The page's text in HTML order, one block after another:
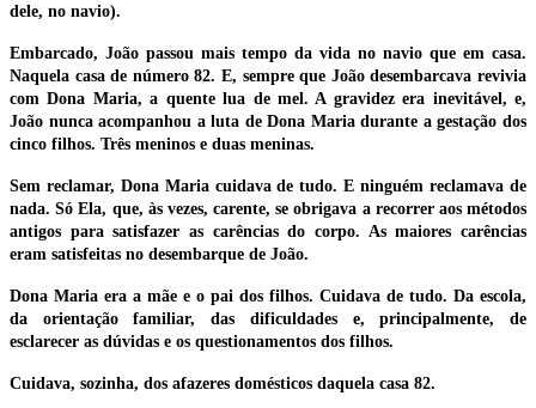
dele, no navio).
Embarcado, João passou mais tempo da vida no navio que em casa.
Naquela casa de número 82. E, sempre que João desembarcava revivia
com Dona Maria, a quente lua de mel. A gravidez era inevitável, e,
João nunca acompanhou a luta de Dona Maria durante a gestação dos
cinco filhos. Três meninos e duas meninas.
Sem reclamar, Dona Maria cuidava de tudo. E ninguém reclamava de
nada. Só Ela, que, às vezes, carente, se obrigava a recorrer aos métodos
antigos para satisfazer as carências do corpo. As maiores carências
eram satisfeitas no desembarque de João.
Dona Maria era a mãe e o pai dos filhos. Cuidava de tudo. Da escola,
da orientação familiar, das dificuldades e, principalmente, de
esclarecer as dúvidas e os questionamentos dos filhos.
Cuidava, sozinha, dos afazeres domésticos daquela casa 82.